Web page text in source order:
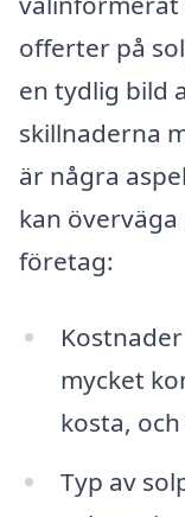
offerter på
en tydlig bild
skillnaderna
är några
kan
företag:
mycket
kosta,
Typ av